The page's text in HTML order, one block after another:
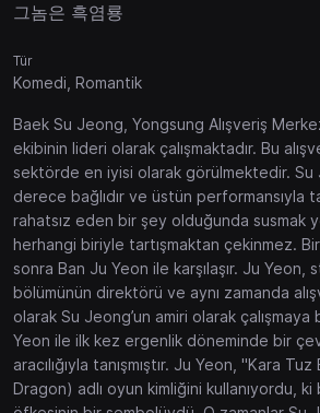
그놈은 흑염룡
Tür
Komedi, Romantik
Baek Su Jeong, Yongsung Alışveriş
ekibinin lideri olarak çalışmaktadır. Bu
sektörde en iyisi olarak görülmektedir. Su
derece bağlıdır ve üstün performansıyla
rahatsız eden bir şey olduğunda susmak
herhangi biriyle tartışmaktan çekinmez.
sonra Ban Ju Yeon ile karşılaşır. Ju Yeon,
bölümünün direktörü ve aynı zamanda
olarak Su Jeong’un amiri olarak
Yeon ile ilk kez ergenlik döneminde bir
aracılığıyla tanışmıştır. Ju Yeon, "Kara
Dragon) adlı oyun kimliğini kullanıyordu,